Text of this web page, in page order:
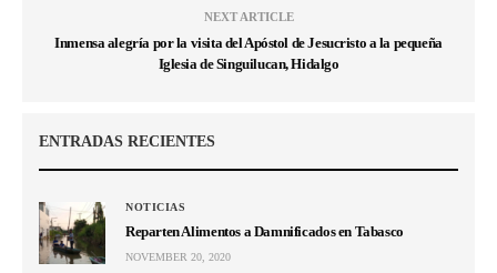
NEXT ARTICLE
Inmensa alegría por la visita del Apóstol de Jesucristo a la pequeña
Iglesia de Singuilucan, Hidalgo
ENTRADAS RECIENTES
NOTICIAS
Reparten Alimentos a Damnificados en Tabasco
NOVEMBER 20, 2020